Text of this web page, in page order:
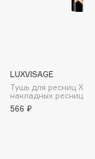
LUXVISAGE
Тушь для ресниц
накладных ресниц
566 ₽